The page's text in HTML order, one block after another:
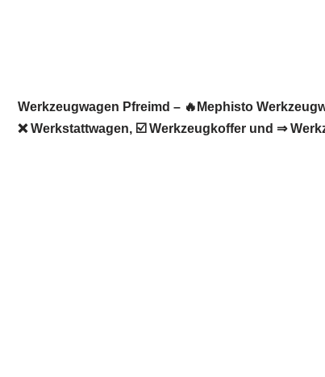
Werkzeugwagen Pfreimd – 🔥Mephisto
❌ Werkstattwagen, ☑️ Werkzeugkoffer und ⇒